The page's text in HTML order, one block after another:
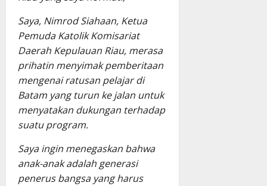
Saya, Nimrod Siahaan, Ketua
Pemuda Katolik Komisariat
Daerah Kepulauan Riau, merasa
prihatin menyimak pemberitaan
mengenai ratusan pelajar di
Batam yang turun ke jalan untuk
menyatakan dukungan terhadap
suatu program.
Saya ingin menegaskan bahwa
anak-anak adalah generasi
penerus bangsa yang harus